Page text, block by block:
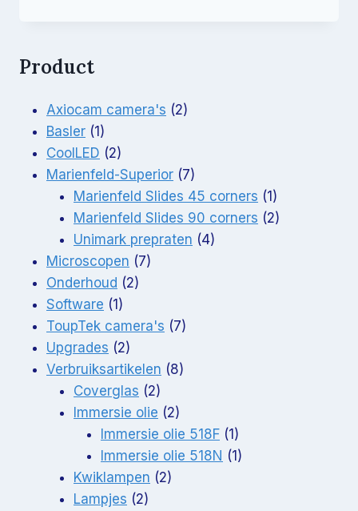
Product
Axiocam camera's 22
Basler 1 1
product
CoolLED 22
producten
Marienfeld-Superior 77
producten
Marienfeld Slides 45 corners 1 1
product
Marienfeld Slides 90 corners 22
Unimark prepraten 44
Microscopen 77
Onderhoud 22
Software 1 1
product
ToupTek camera's 77
Upgrades 22
producten
Verbruiksartikelen 88
Coverglas 22
producten
Immersie olie 22
producten
Immersie olie 518F 1 1
product
Immersie olie 518N 1 1
Kwiklampen 22
Lampjes 22